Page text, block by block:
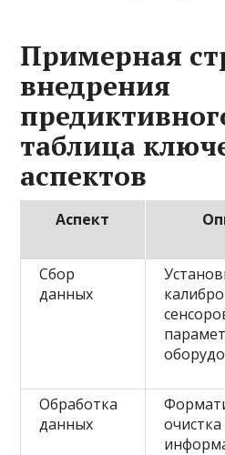
Примерная
внедрения
таблица
аспектов
Аспект
Сбор
данных
Обработка
данных